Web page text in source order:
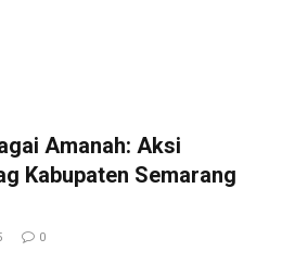
Amanah: Aksi
Kabupaten Semarang
0